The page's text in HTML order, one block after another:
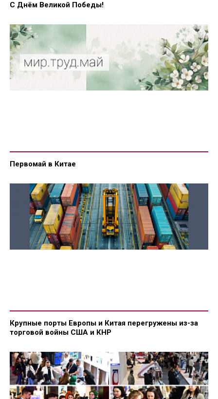
С Днём Великой Победы!
Первомай в Китае
Крупные порты Европы и Китая перегружены из-за
торговой войны США и КНР